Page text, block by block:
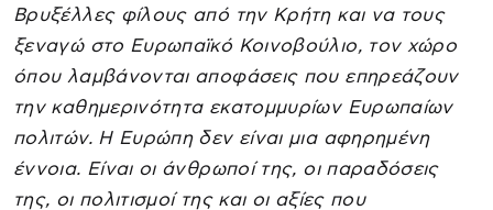
Βρυξέλλες φίλους από την Κρήτη και να τους
ξεναγώ στο Ευρωπαϊκό Κοινοβούλιο, τον χώρο
όπου λαμβάνονται αποφάσεις που επηρεάζουν
την καθημερινότητα εκατομμυρίων Ευρωπαίων
πολιτών. Η Ευρώπη δεν είναι μια αφηρημένη
έννοια. Είναι οι άνθρωποί της, οι παραδόσεις
της, οι πολιτισμοί της και οι αξίες που